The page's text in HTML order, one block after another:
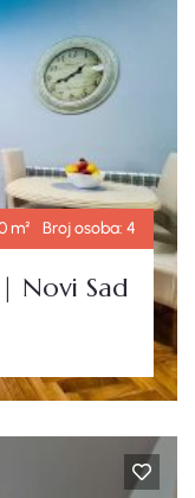
m² Broj osoba: 4
Novi Sad